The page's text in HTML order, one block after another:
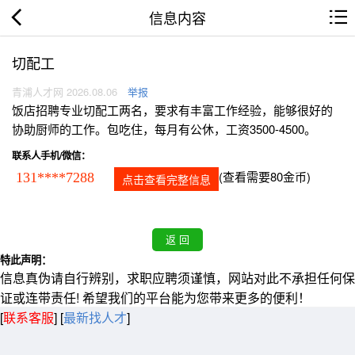
信息内容
切配工
青浦人才网 2026.08.06 举报
饭店招聘专业切配工两名，要求有丰富工作经验，能够很好的
协助厨师的工作。包吃住，每月有公休，工资3500-4500。
联系人手机/微信：
131****7288 点击查看完整信息 (查看需要80金币)
特此声明：
信息真伪请自行辨别，求职应聘须谨慎，网站对此不承担任何保
证或连带责任! 希望我们的平台能为您带来更多的便利！
[联系客服] [最新找人才]